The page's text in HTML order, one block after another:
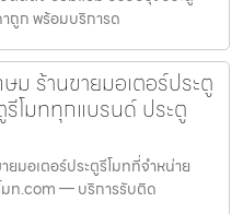
ถูก พร้อมบริการด
ม ร้านขายมอเตอร์ประตู
รีโมททุกแบรนด์ ประตู
ยมอเตอร์ประตูรีโมทที่จำหน่าย
มท.com — บริการรับติด